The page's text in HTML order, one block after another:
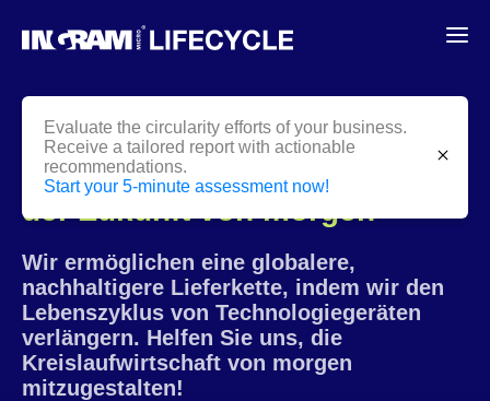
Evaluate the circularity efforts of your business.
Receive a tailored report with actionable
recommendations.
Start your 5-minute assessment now!
close
Werden Sie noch HEUTE
der Zukunft von morgen
Wir ermöglichen eine globalere,
nachhaltigere Lieferkette, indem wir den
Lebenszyklus von Technologiegeräten
verlängern. Helfen Sie uns, die
Kreislaufwirtschaft von morgen
mitzugestalten!